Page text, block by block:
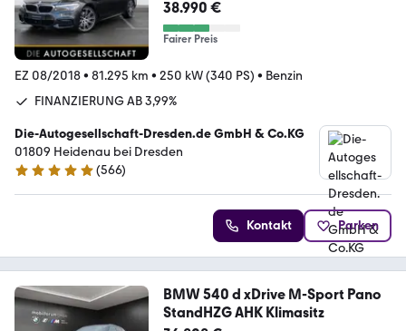
38.990 €
Fairer Preis
EZ 08/2018• 81.295 km • 250 kW (340 PS) • Benzin
FINANZIERUNG AB 3,99%
Die-Autogesellschaft-Dresden.de GmbH & Co.KG
01809 Heidenau bei Dresden
4.8 Sterne
(566)
Kontakt Parken
BMW 540 d xDrive M-Sport Pano
StandHZG AHK Klimasitz